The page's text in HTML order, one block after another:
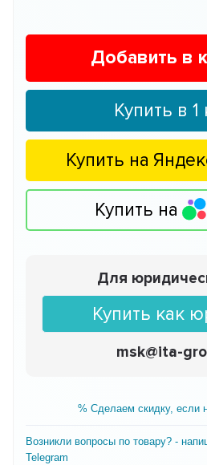
Добавить в
Купить в 1
Купить на
Купить на
Для
Купить как
msk@ita-
% Сделаем скидку, если
Возникли вопросы по товару? -
Telegram